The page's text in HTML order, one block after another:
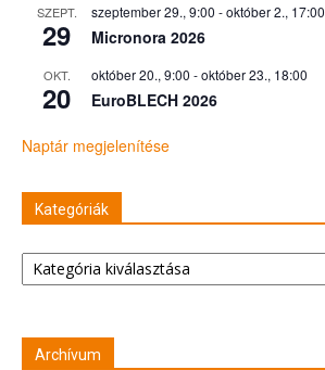
SZEPT.
29
szeptember 29., 9:00 -október 2., 17:00
Micronora 2026
OKT.
20
október 20., 9:00 -október 23., 18:00
EuroBLECH 2026
Naptár megjelenítése
Kategóriák
Kategóriák
Archívum